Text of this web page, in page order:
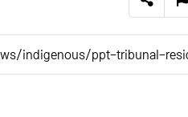
SNS
indigenous/ppt-tribunal-